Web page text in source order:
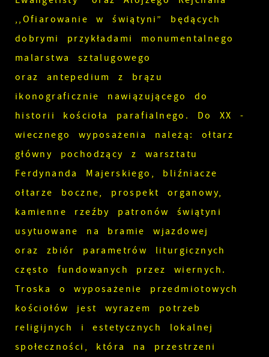
,,Ofiarowanie w świątyni” będących
dobrymi przykładami monumentalnego
malarstwa sztalugowego
oraz antepedium z brązu
ikonograficznie nawiązującego do
historii kościoła parafialnego. Do XX -
wiecznego wyposażenia należą: ołtarz
główny pochodzący z warsztatu
Ferdynanda Majerskiego, bliźniacze
ołtarze boczne, prospekt organowy,
kamienne rzeźby patronów świątyni
usytuowane na bramie wjazdowej
oraz zbiór parametrów liturgicznych
często fundowanych przez wiernych.
Troska o wyposażenie przedmiotowych
kościołów jest wyrazem potrzeb
religijnych i estetycznych lokalnej
społeczności, która na przestrzeni